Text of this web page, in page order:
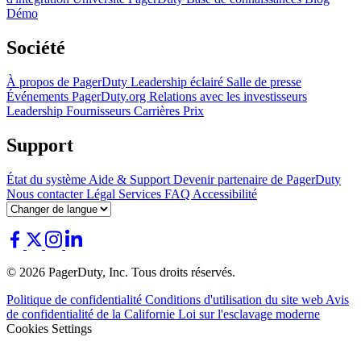
Démo
Société
À propos de PagerDuty Leadership éclairé Salle de presse
Événements PagerDuty.org Relations avec les investisseurs
Leadership Fournisseurs Carrières Prix
Support
État du système Aide & Support Devenir partenaire de PagerDuty
Nous contacterLégal Services FAQ Accessibilité
© 2026 PagerDuty, Inc. Tous droits réservés.
Politique de confidentialité Conditions d'utilisation du site web Avis
de confidentialité de la Californie Loi sur l'esclavage moderne
Cookies Settings